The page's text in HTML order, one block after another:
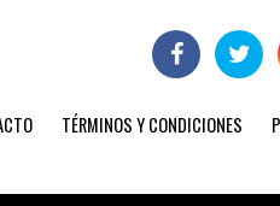
TÉRMINOS Y CONDICIONES